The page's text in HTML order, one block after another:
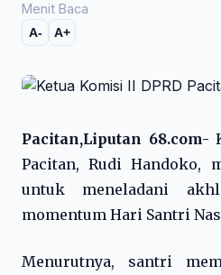
Menit Baca
A- A+
Pacitan,Liputan 68.com-
Pacitan, Rudi Handoko,
untuk meneladani
momentum Hari Santri
Menurutnya, santri